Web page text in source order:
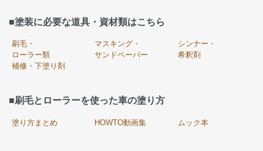
■塗装に必要な道具・資材類はこちら
刷毛・
ローラー類
マスキング・
サンドペーパー
シンナー・
希釈剤
補修・下塗り剤
■刷毛とローラーを使った車の塗り方
塗り方まとめ HOWTO動画集 ムック本